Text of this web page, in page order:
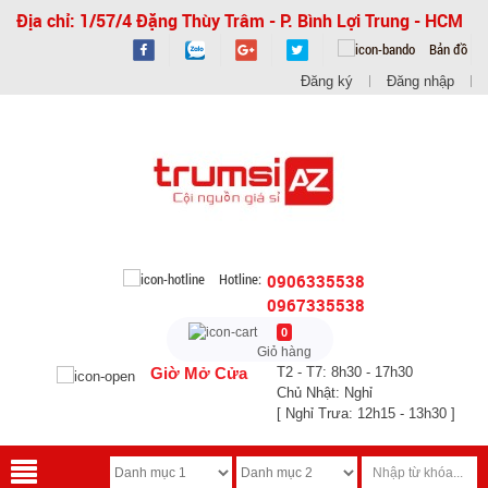
Địa chỉ: 1/57/4 Đặng Thùy Trâm - P. Bình Lợi Trung - HCM
Bản đồ
Đăng ký Đăng nhập
Hotline: 0906335538
0967335538
0
Giỏ hàng
Giờ Mở Cửa
T2 - T7: 8h30 - 17h30
Chủ Nhật: Nghỉ
[ Nghỉ Trưa: 12h15 - 13h30 ]